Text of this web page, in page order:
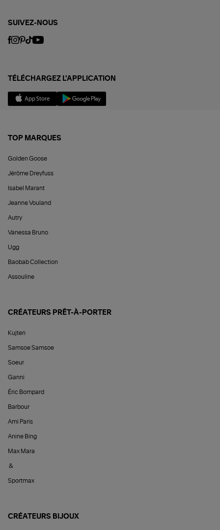
SUIVEZ-NOUS
TÉLÉCHARGEZ L'APPLICATION
TOP MARQUES
Golden Goose
Jérôme Dreyfuss
Isabel Marant
Jeanne Vouland
Autry
Vanessa Bruno
Ugg
Baobab Collection
Assouline
CRÉATEURS PRÊT-À-PORTER
Kujten
Samsoe Samsoe
Soeur
Ganni
Éric Bompard
Barbour
Ami Paris
Anine Bing
Max Mara
&
Sportmax
CRÉATEURS BIJOUX